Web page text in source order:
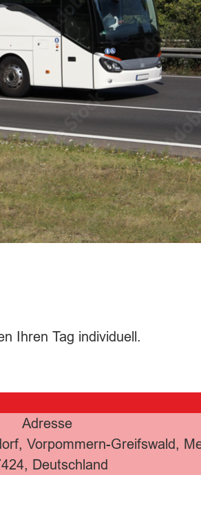
Ihren Tag individuell.
Adresse
Vorpommern-Greifswald,
Deutschland